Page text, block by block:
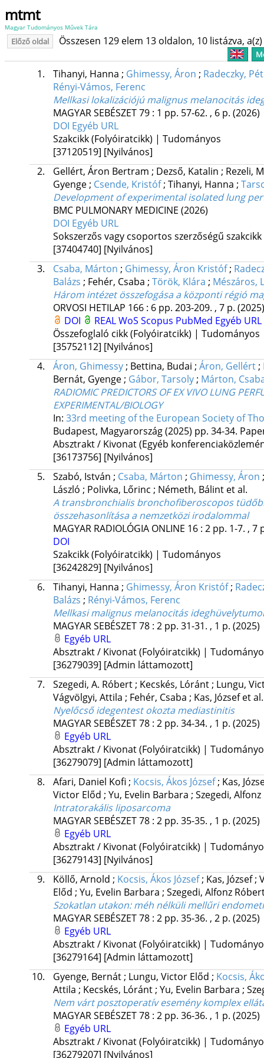
mtmt
Magyar Tudományos Művek Tára
Előző oldal Összesen 129 elem 13 oldalon, 10 listázva,
1. Tihanyi, Hanna ; Ghimessy, Áron ; Radeczky,
Rényi-Vámos, Ferenc
Mellkasi lokalizációjú malignus melanocitás
MAGYAR SEBÉSZET79: 1 pp. 57-62. , 6 p. (2026)
DOI Egyéb URL
Szakcikk (Folyóiratcikk) | Tudományos
[37120519] [Nyilvános]
2.
Gellért, Áron Bertram ; Dezső, Katalin ; Rezeli,
Gyenge; Csende, Kristóf; Tihanyi, Hanna ;
Development of experimental isolated lung
BMC PULMONARY MEDICINE (2026)
DOI Egyéb URL
Sokszerzős vagy csoportos szerzőségű
[37404740] [Nyilvános]
3.
Csaba, Márton ; Ghimessy, Áron Kristóf;
Balázs ; Fehér, Csaba ; Török, Klára ; Mészáros,
Három intézet összefogása a központi régió
ORVOSI HETILAP 166: 6 pp. 203-209. , 7 p. (2025)
DOI
REALWoS Scopus PubMed Egyéb URL
Összefoglaló cikk (Folyóiratcikk) | Tudományos
[35752112] [Nyilvános]
4.
Áron, Ghimessy; Bettina, Budai ; Áron, Gellért;
Bernát, Gyenge; Gábor, Tarsoly; Márton,
RADIOMIC PREDICTORS OF EX VIVO LUNG
EXPERIMENTAL/BIOLOGY
In: 33rd meeting of the European Society of
Budapest, Magyarország(2025) pp. 34-34.
Absztrakt / Kivonat (Egyéb
[36173756] [Nyilvános]
5.
Szabó, István ; Csaba, Márton ; Ghimessy, Áron
László ; Polivka, Lőrinc ; Németh, Bálint et al.
A transbronchialis bronchofiberoscopos
összehasonlítása a nemzetközi irodalommal
MAGYAR RADIOLÓGIA ONLINE 16: 2 pp. 1-7. , 7
DOI
Szakcikk (Folyóiratcikk) | Tudományos
[36242829] [Nyilvános]
6.
Tihanyi, Hanna ; Ghimessy, Áron Kristóf;
Balázs ; Rényi-Vámos, Ferenc
Mellkasi malignus melanocitás
MAGYAR SEBÉSZET78: 2 pp. 31-31. , 1 p. (2025)
Egyéb URL
Absztrakt / Kivonat (Folyóiratcikk) |
[36279039] [Admin láttamozott]
7.
Szegedi, A. Róbert; Kecskés, Lóránt; Lungu,
Vágvölgyi, Attila ; Fehér, Csaba ; Kas, Józsefet al.
Nyelőcső idegentest okozta mediastinitis
MAGYAR SEBÉSZET78: 2 pp. 34-34. , 1 p. (2025)
Egyéb URL
Absztrakt / Kivonat (Folyóiratcikk) |
[36279079] [Admin láttamozott]
8.
Afari, Daniel Kofi; Kocsis, Ákos József; Kas,
Victor Előd ; Yu, Evelin Barbara ; Szegedi,
Intratorakális liposarcoma
MAGYAR SEBÉSZET78: 2 pp. 35-35. , 1 p. (2025)
Egyéb URL
Absztrakt / Kivonat (Folyóiratcikk) |
[36279143] [Nyilvános]
9.
Köllő, Arnold ; Kocsis, Ákos József; Kas, József;
Előd ; Yu, Evelin Barbara ; Szegedi, Alfonz
Szokatlan utakon: méh nélküli mellűri
MAGYAR SEBÉSZET78: 2 pp. 35-36. , 2 p. (2025)
Egyéb URL
Absztrakt / Kivonat (Folyóiratcikk) |
[36279164] [Admin láttamozott]
10.
Gyenge, Bernát; Lungu, Victor Előd ; Kocsis,
Attila ; Kecskés, Lóránt; Yu, Evelin Barbara ;
Nem várt posztoperatív esemény komplex
MAGYAR SEBÉSZET78: 2 pp. 36-36. , 1 p. (2025)
Egyéb URL
Absztrakt / Kivonat (Folyóiratcikk) |
[36279207] [Nyilvános]